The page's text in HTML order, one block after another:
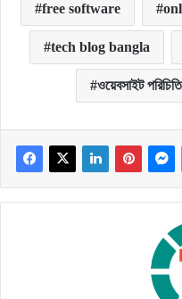
free software
tech blog bangla
ওয়েবসাইট পরিচিতি